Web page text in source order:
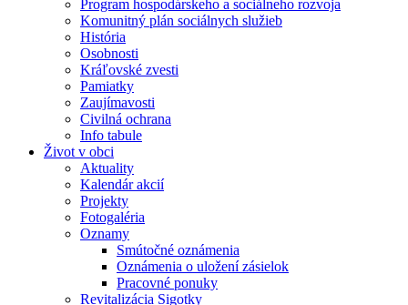
Program hospodárskeho a sociálneho rozvoja
Komunitný plán sociálnych služieb
História
Osobnosti
Kráľovské zvesti
Pamiatky
Zaujímavosti
Civilná ochrana
Info tabule
Život v obci
Aktuality
Kalendár akcií
Projekty
Fotogaléria
Oznamy
Smútočné oznámenia
Oznámenia o uložení zásielok
Pracovné ponuky
Revitalizácia Sigotky